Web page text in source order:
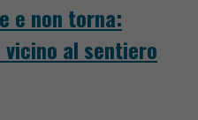
e non torna:
al sentiero